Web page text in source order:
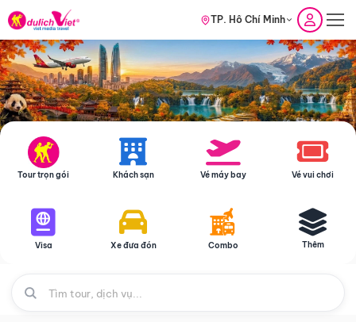
TP. Hồ Chí Minh
Tour trọn gói Khách sạn Vé máy bay Vé vui chơi
Visa Xe đưa đón Combo Thêm